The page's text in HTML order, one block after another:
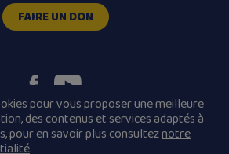
FAIRE UN DON
site
Mentions légales
pour vous proposer une meilleure
des contenus et services adaptés à
pour en savoir plus consulteznotre
.